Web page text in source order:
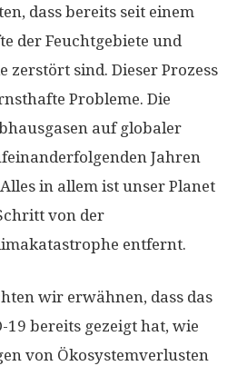
dass bereits seit einem
der Feuchtgebiete und
zerstört sind. Dieser Prozess
Probleme. Die
auf globaler
Jahren
in allem ist unser Planet
von der
entfernt.
wir erwähnen, dass das
19 bereits gezeigt hat, wie
von Ökosystemverlusten